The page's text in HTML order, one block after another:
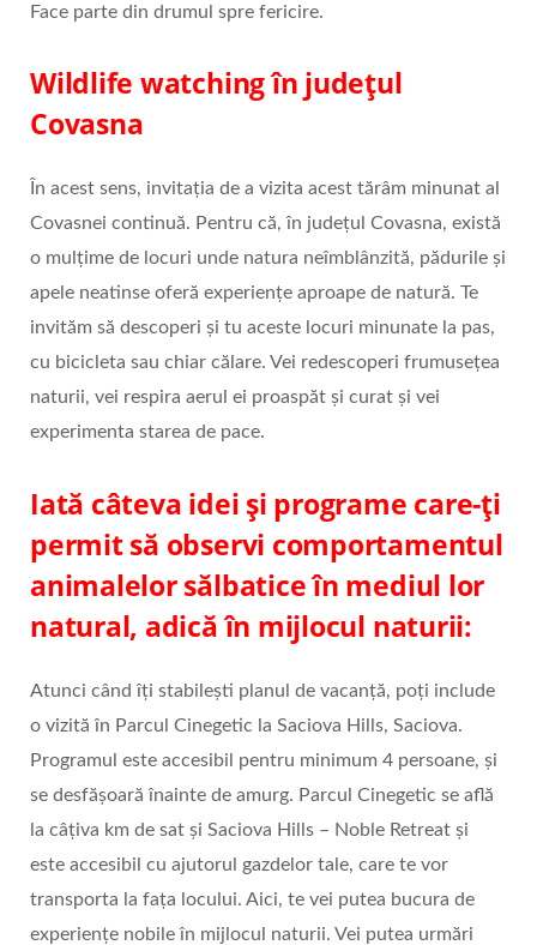
Face parte din drumul spre fericire.
Wildlife watching în județul
Covasna
În acest sens, invitația de a vizita acest tărâm minunat al
Covasnei continuă. Pentru că, în județul Covasna, există
o mulțime de locuri unde natura neîmblânzită, pădurile și
apele neatinse oferă experiențe aproape de natură. Te
invităm să descoperi și tu aceste locuri minunate la pas,
cu bicicleta sau chiar călare. Vei redescoperi frumusețea
naturii, vei respira aerul ei proaspăt și curat și vei
experimenta starea de pace.
Iată câteva idei și programe care-ți
permit să observi comportamentul
animalelor sălbatice în mediul lor
natural, adică în mijlocul naturii:
Atunci când îți stabilești planul de vacanță, poți include
o vizită în Parcul Cinegetic la Saciova Hills, Saciova.
Programul este accesibil pentru minimum 4 persoane, și
se desfășoară înainte de amurg. Parcul Cinegetic se află
la câțiva km de sat și Saciova Hills – Noble Retreat și
este accesibil cu ajutorul gazdelor tale, care te vor
transporta la fața locului. Aici, te vei putea bucura de
experiențe nobile în mijlocul naturii. Vei putea urmări